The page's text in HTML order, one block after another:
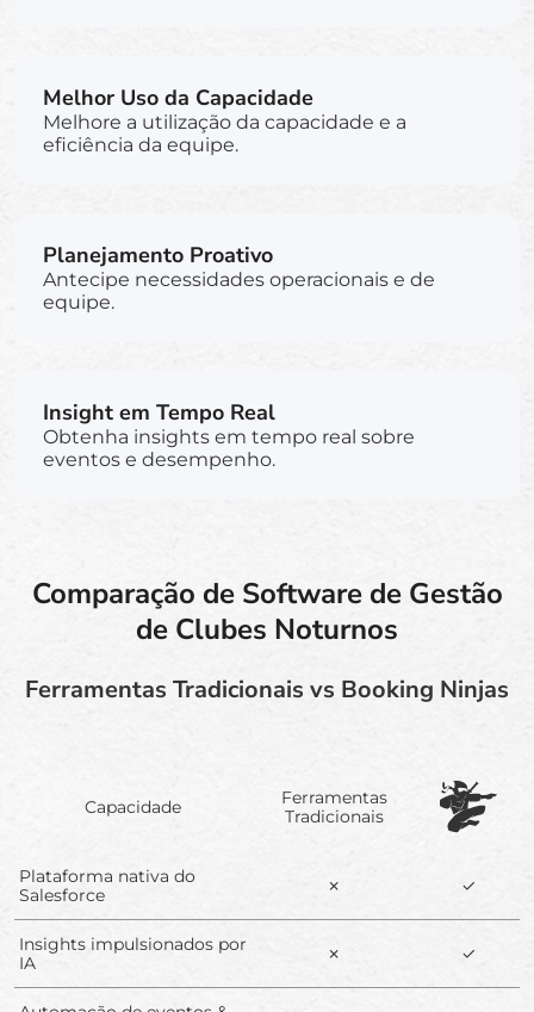
Melhor Uso da Capacidade
Melhore a utilização da capacidade e a
eficiência da equipe.
Planejamento Proativo
Antecipe necessidades operacionais e de
equipe.
Insight em Tempo Real
Obtenha insights em tempo real sobre
eventos e desempenho.
Comparação de Software de Gestão
de Clubes Noturnos
Ferramentas Tradicionais vs Booking Ninjas
Capacidade
Ferramentas
Tradicionais
Plataforma nativa do
Salesforce
✗ ✓
Insights impulsionados por
IA
✗ ✓